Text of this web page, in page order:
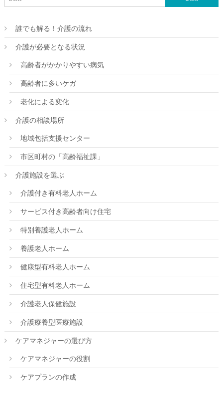
誰でも解る！介護の流れ
介護が必要となる状況
高齢者がかかりやすい病気
高齢者に多いケガ
老化による変化
介護の相談場所
地域包括支援センター
市区町村の「高齢福祉課」
介護施設を選ぶ
介護付き有料老人ホーム
サービス付き高齢者向け住宅
特別養護老人ホーム
養護老人ホーム
健康型有料老人ホーム
住宅型有料老人ホーム
介護老人保健施設
介護療養型医療施設
ケアマネジャーの選び方
ケアマネジャーの役割
ケアプランの作成